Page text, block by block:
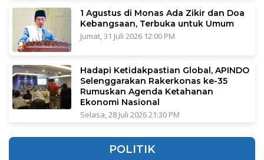
1 Agustus di Monas Ada Zikir dan Doa
Kebangsaan, Terbuka untuk Umum
Jumat, 31 Juli 2026 12:00 PM
Hadapi Ketidakpastian Global, APINDO
Selenggarakan Rakerkonas ke-35
Rumuskan Agenda Ketahanan
Ekonomi Nasional
Selasa, 28 Juli 2026 21:30 PM
POLITIK